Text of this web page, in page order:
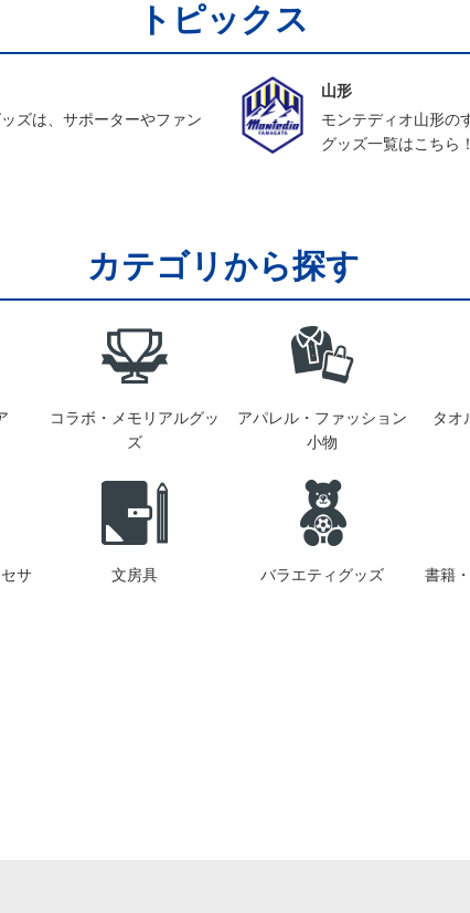
トピックス
ズは、サポーターやファン
山形
モンテディオ山形の
グッズ一覧はこちら
カテゴリから探す
コラボ・メモリアルグッ
ズ
アパレル・ファッション
小物
タオ
サ
文房具 バラエティグッズ 書籍